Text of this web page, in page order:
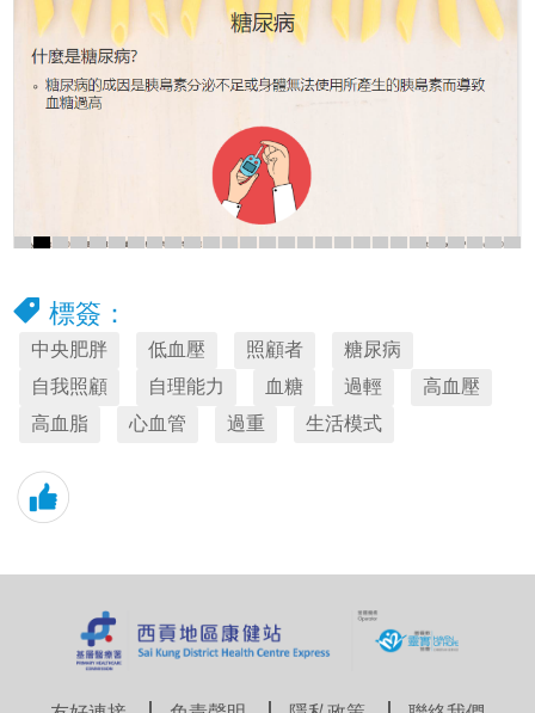
標簽：
中央肥胖 低血壓 照顧者
糖尿病
自我照顧
自理能力 血糖 過輕
高血壓
高血脂
心血管 過重 生活模式